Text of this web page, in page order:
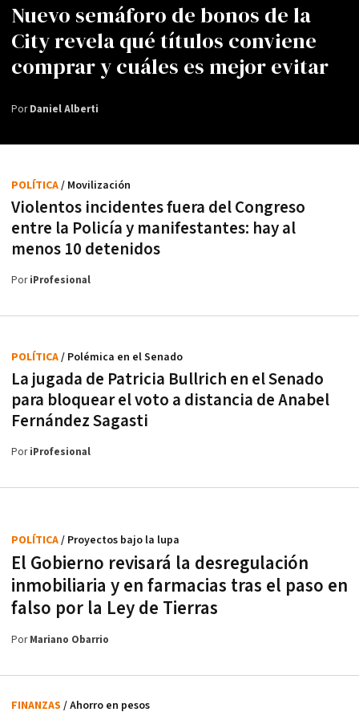
Nuevo semáforo de bonos de la
City revela qué títulos conviene
comprar y cuáles es mejor evitar
PorDaniel Alberti
Violentos incidentes fuera del Congreso
entre la Policía y manifestantes: hay al
menos 10 detenidos
POLÍTICA/ Movilización
PoriProfesional
La jugada de Patricia Bullrich en el Senado
para bloquear el voto a distancia de Anabel
Fernández Sagasti
POLÍTICA/ Polémica en el Senado
PoriProfesional
El Gobierno revisará la desregulación
inmobiliaria y en farmacias tras el paso en
falso por la Ley de Tierras
POLÍTICA/ Proyectos bajo la lupa
PorMariano Obarrio
FINANZAS / Ahorro en pesos